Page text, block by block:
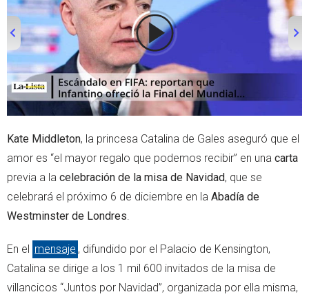
r
p
p
00:00/01:00
Kate Middleton, la princesa Catalina de Gales aseguró que el
amor es “el mayor regalo que podemos recibir” en una carta
previa a la celebración de la misa de Navidad, que se
celebrará el próximo 6 de diciembre en la Abadía de
Westminster de Londres.
En el mensaje , difundido por el Palacio de Kensington,
Catalina se dirige a los 1 mil 600 invitados de la misa de
villancicos “Juntos por Navidad”, organizada por ella misma,